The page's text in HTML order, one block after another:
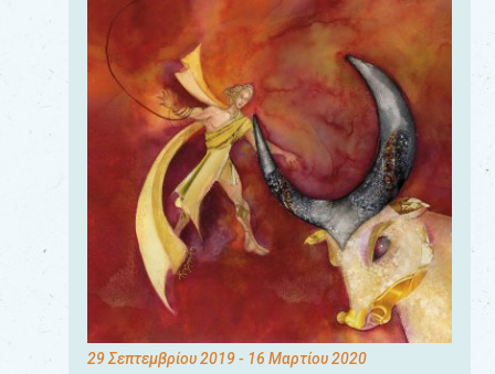
29 Σεπτεμβρίου 2019- 16 Μαρτίου 2020